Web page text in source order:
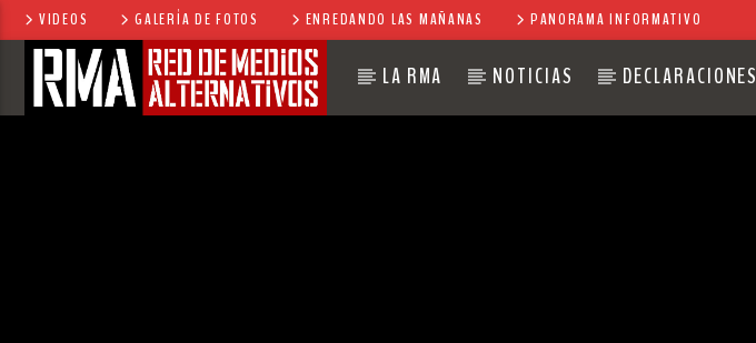
VIDEOS GALERÍA DE FOTOS ENREDANDO LAS MAÑANAS PANORAMA INFORMATIVO
LA RMA NOTICIAS DECLARACIONES